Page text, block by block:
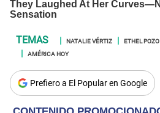
NATALIE VÉRTIZ ETHEL POZO
AMÉRICA HOY
Prefiero a El Popular en Google